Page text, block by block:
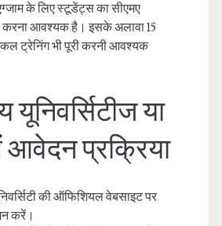
के लिए स्टूडेंट्स का सीएमए
करना आवश्यक है। इसके अलावा 15
ट्रेनिंग भी पूरी करनी आवश्यक
यूनिवर्सिटीज या
प्रक्रिया
की ऑफिशियल वेबसाइट पर
करें।